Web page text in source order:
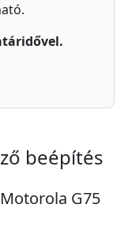
beépítés
G75